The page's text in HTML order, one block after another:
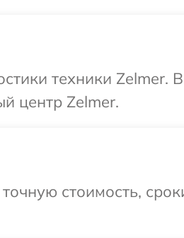
техники Zelmer.
центр Zelmer.
стоимость,